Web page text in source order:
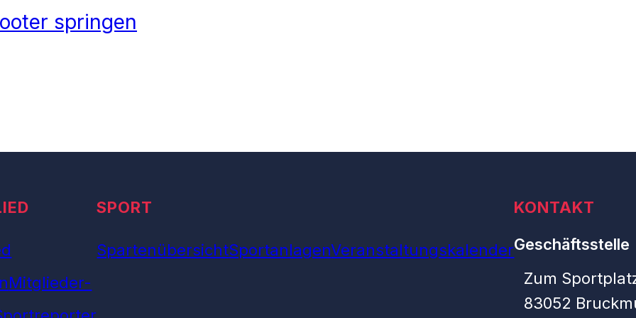
springen
Mitglieder-
SPORT
SpartenübersichtSportanlagenVeranstaltungskalender
KONTAKT
Geschäftsstelle
Zum
83052